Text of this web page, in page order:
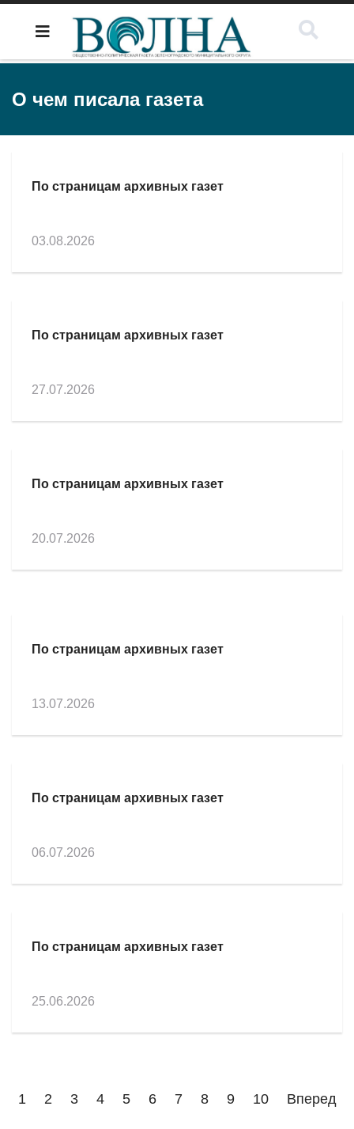
О чем писала газета
По страницам архивных газет
03.08.2026
По страницам архивных газет
27.07.2026
По страницам архивных газет
20.07.2026
По страницам архивных газет
13.07.2026
По страницам архивных газет
06.07.2026
По страницам архивных газет
25.06.2026
1 2 3 4 5 6 7 8 9 10 Вперед